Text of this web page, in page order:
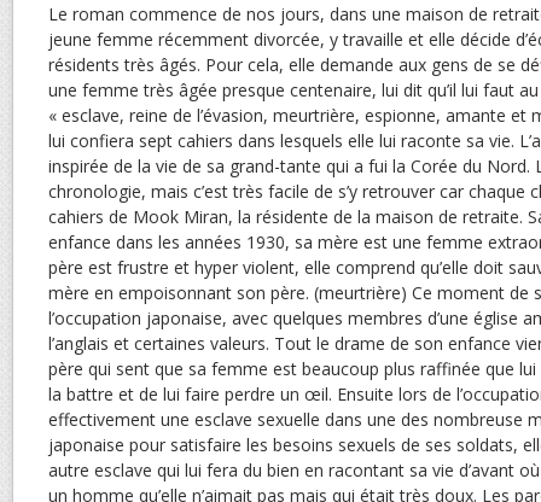
Le roman commence de nos jours, dans une maison de
jeune femme récemment divorcée, y travaille et elle décide
résidents très âgés. Pour cela, elle demande aux gens de se
une femme très âgée presque centenaire, lui dit qu’il lui faut
« esclave, reine de l’évasion, meurtrière, espionne, amante et
lui confiera sept cahiers dans lesquels elle lui raconte sa vie.
inspirée de la vie de sa grand-tante qui a fui la Corée du Nord.
chronologie, mais c’est très facile de s’y retrouver car chaque
cahiers de Mook Miran, la résidente de la maison de retraite.
enfance dans les années 1930, sa mère est une femme
père est frustre et hyper violent, elle comprend qu’elle doit
mère en empoisonnant son père. (meurtrière) Ce moment de
l’occupation japonaise, avec quelques membres d’une église
l’anglais et certaines valeurs. Tout le drame de son enfance
père qui sent que sa femme est beaucoup plus raffinée que
la battre et de lui faire perdre un œil. Ensuite lors de
effectivement une esclave sexuelle dans une des nombreuse
japonaise pour satisfaire les besoins sexuels de ses soldats,
autre esclave qui lui fera du bien en racontant sa vie d’avant
un homme qu’elle n’aimait pas mais qui était très doux. Les